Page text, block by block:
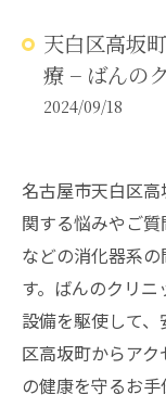
天白区高坂
療 − ばんの
2024/09/18
名古屋市天白区
関する悩みやご
などの消化器系
す。ばんのクリ
設備を駆使して
区高坂町からア
の健康を守るお手